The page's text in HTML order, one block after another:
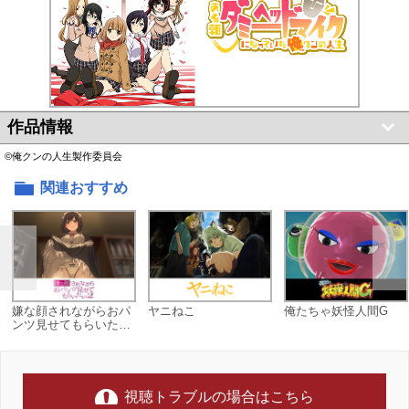
作品情報
©俺クンの人生製作委員会
関連おすすめ
嫌な顔されながらおパ
ンツ見せてもらいたい
ヤニねこ 俺たちゃ妖怪人間G
視聴トラブルの場合はこちら